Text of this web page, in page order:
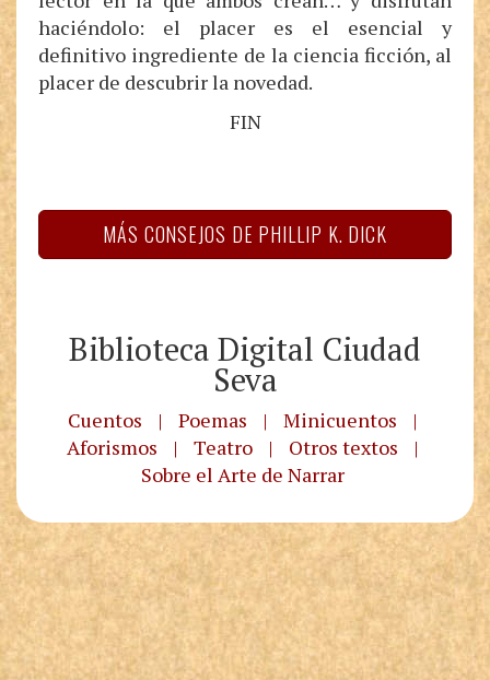
haciéndolo: el placer es el esencial y
definitivo ingrediente de la ciencia ficción, al
placer de descubrir la novedad.
FIN
MÁS CONSEJOS DE PHILLIP K. DICK
Biblioteca Digital Ciudad
Seva
Cuentos | Poemas | Minicuentos
|
Aforismos
| Teatro | Otros textos
|
Sobre el Arte de Narrar